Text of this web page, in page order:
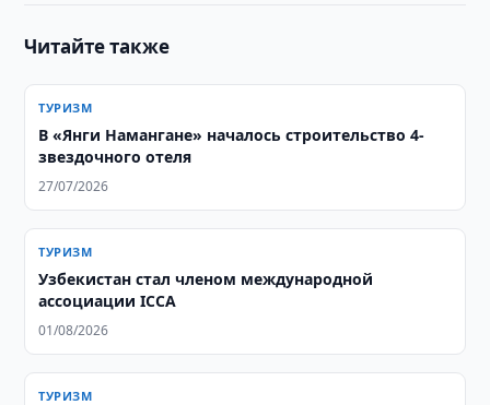
Читайте также
ТУРИЗМ
В «Янги Намангане» началось строительство 4-
звездочного отеля
27/07/2026
ТУРИЗМ
Узбекистан стал членом международной
ассоциации ICCA
01/08/2026
ТУРИЗМ